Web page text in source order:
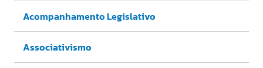
Acompanhamento Legislativo
Associativismo